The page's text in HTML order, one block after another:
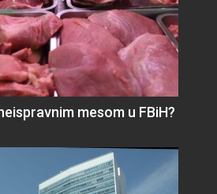
mesom u FBiH?